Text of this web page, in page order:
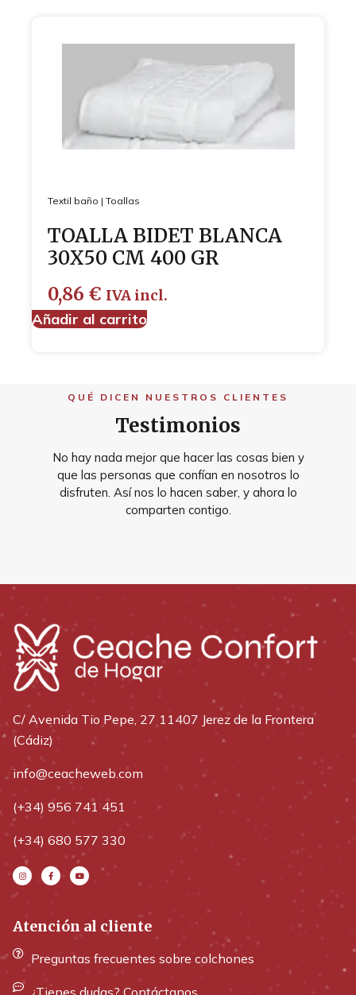
Textil baño | Toallas
TOALLA BIDET BLANCA
30X50 CM 400 GR
0,86 € IVA incl.
Añadir al carrito
QUÉ DICEN NUESTROS CLIENTES
Testimonios
No hay nada mejor que hacer las cosas bien y
que las personas que confían en nosotros lo
disfruten. Así nos lo hacen saber, y ahora lo
comparten contigo.
C/ Avenida Tio Pepe, 27 11407 Jerez de la Frontera
(Cádiz)
info@ceacheweb.com
(+34) 956 741 451
(+34) 680 577 330
Atención al cliente
Preguntas frecuentes sobre colchones